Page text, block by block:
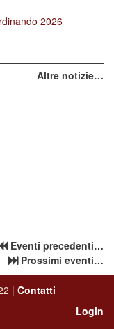
2026
Altre notizie…
Eventi precedenti…
Prossimi eventi…
| Contatti
Login